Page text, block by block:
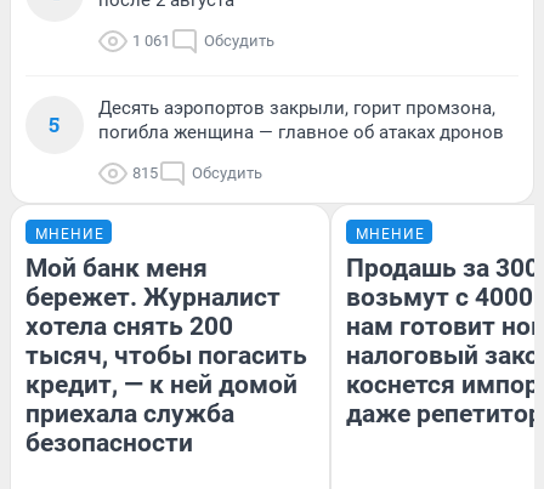
1 061 Обсудить
5
Десять аэропортов закрыли, горит промзона,
погибла женщина — главное об атаках дронов
815 Обсудить
МНЕНИЕ
Мой банк меня
бережет. Журналист
хотела снять 200
тысяч, чтобы погасить
кредит, — к ней домой
приехала служба
безопасности
МНЕНИЕ
Продашь за
возьмут с
нам готовит
налоговый
коснется
даже